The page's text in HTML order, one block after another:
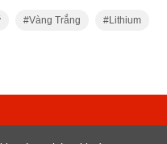
Vàng Trắng Lithium